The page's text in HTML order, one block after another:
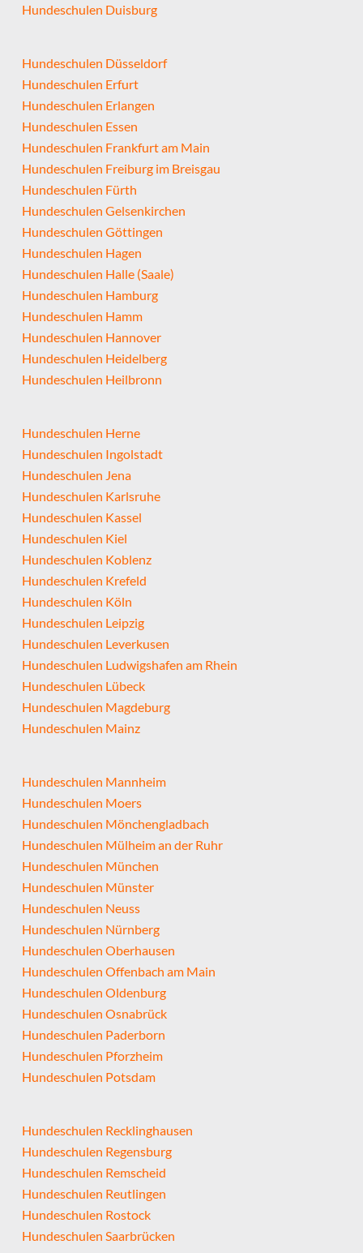
Hundeschulen Duisburg
Hundeschulen Düsseldorf
Hundeschulen Erfurt
Hundeschulen Erlangen
Hundeschulen Essen
Hundeschulen Frankfurt am Main
Hundeschulen Freiburg im Breisgau
Hundeschulen Fürth
Hundeschulen Gelsenkirchen
Hundeschulen Göttingen
Hundeschulen Hagen
Hundeschulen Halle (Saale)
Hundeschulen Hamburg
Hundeschulen Hamm
Hundeschulen Hannover
Hundeschulen Heidelberg
Hundeschulen Heilbronn
Hundeschulen Herne
Hundeschulen Ingolstadt
Hundeschulen Jena
Hundeschulen Karlsruhe
Hundeschulen Kassel
Hundeschulen Kiel
Hundeschulen Koblenz
Hundeschulen Krefeld
Hundeschulen Köln
Hundeschulen Leipzig
Hundeschulen Leverkusen
Hundeschulen Ludwigshafen am Rhein
Hundeschulen Lübeck
Hundeschulen Magdeburg
Hundeschulen Mainz
Hundeschulen Mannheim
Hundeschulen Moers
Hundeschulen Mönchengladbach
Hundeschulen Mülheim an der Ruhr
Hundeschulen München
Hundeschulen Münster
Hundeschulen Neuss
Hundeschulen Nürnberg
Hundeschulen Oberhausen
Hundeschulen Offenbach am Main
Hundeschulen Oldenburg
Hundeschulen Osnabrück
Hundeschulen Paderborn
Hundeschulen Pforzheim
Hundeschulen Potsdam
Hundeschulen Recklinghausen
Hundeschulen Regensburg
Hundeschulen Remscheid
Hundeschulen Reutlingen
Hundeschulen Rostock
Hundeschulen Saarbrücken